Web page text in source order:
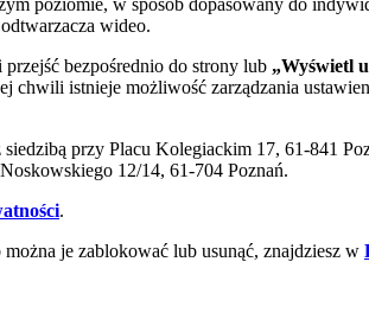
poziomie, w sposób dopasowany do
wideo.
bezpośrednio do strony lub „Wyświetl
chwili istnieje możliwość zarządzania
przy Placu Kolegiackim 17, 61-841
12/14, 61-704 Poznań.
.
je zablokować lub usunąć, znajdziesz w